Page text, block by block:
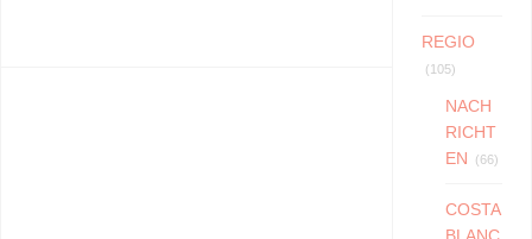
REGIO
(105)
NACH
RICHT
EN
(66)
COSTA